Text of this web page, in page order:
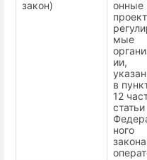
закон)
онные
мые
ии,
в
12
ного